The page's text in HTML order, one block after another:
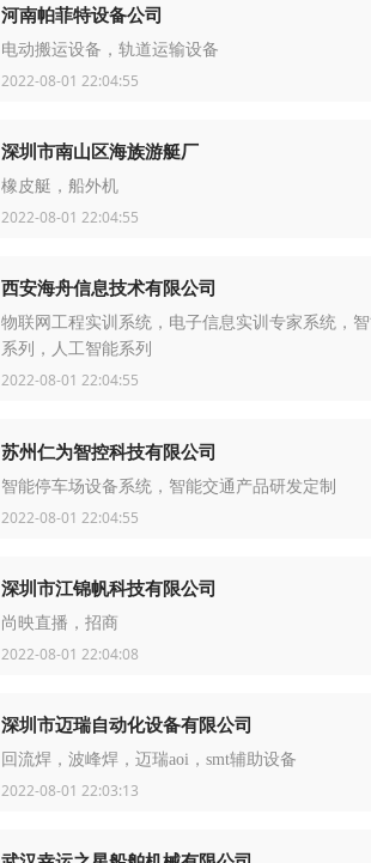
河南帕菲特设备公司
电动搬运设备，轨道运输设备
2022-08-01 22:04:55
深圳市南山区海族游艇厂
橡皮艇，船外机
2022-08-01 22:04:55
西安海舟信息技术有限公司
物联网工程实训系统，电子信息实训专家系统，
系列，人工智能系列
2022-08-01 22:04:55
苏州仁为智控科技有限公司
智能停车场设备系统，智能交通产品研发定制
2022-08-01 22:04:55
深圳市江锦帆科技有限公司
尚映直播，招商
2022-08-01 22:04:08
深圳市迈瑞自动化设备有限公司
回流焊，波峰焊，迈瑞aoi，smt辅助设备
2022-08-01 22:03:13